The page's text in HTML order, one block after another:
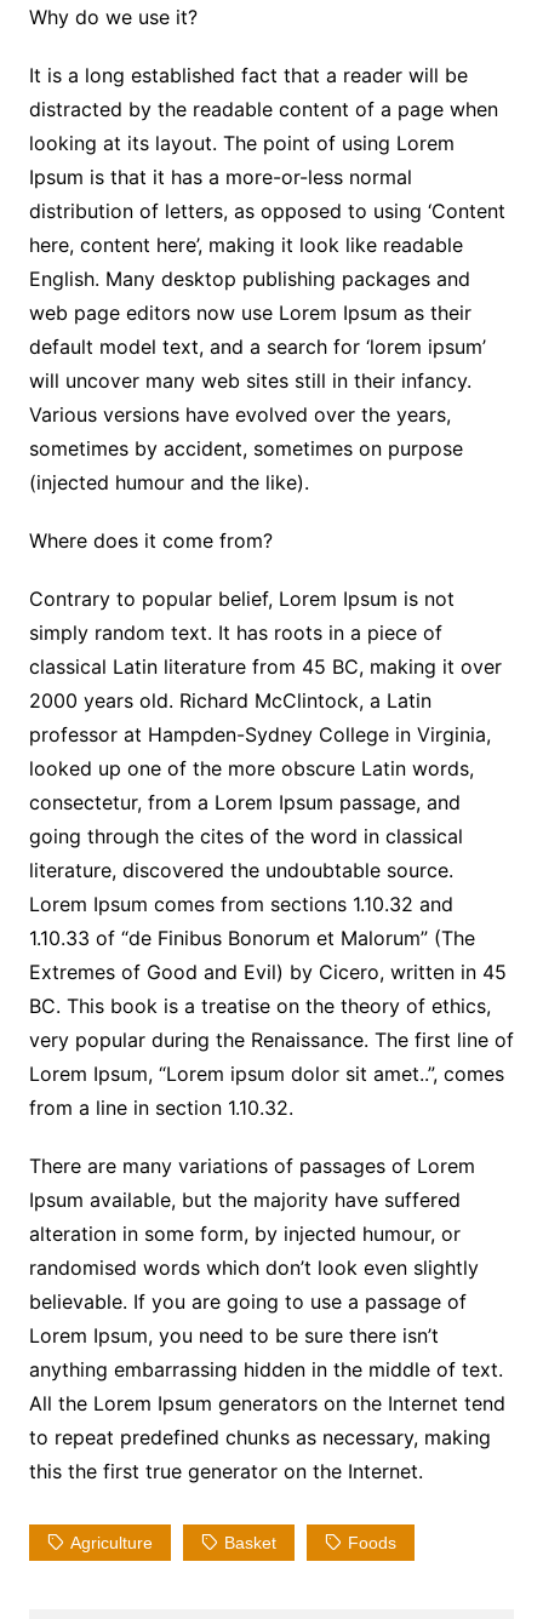
Why do we use it?
It is a long established fact that a reader will be
distracted by the readable content of a page when
looking at its layout. The point of using Lorem
Ipsum is that it has a more-or-less normal
distribution of letters, as opposed to using ‘Content
here, content here’, making it look like readable
English. Many desktop publishing packages and
web page editors now use Lorem Ipsum as their
default model text, and a search for ‘lorem ipsum’
will uncover many web sites still in their infancy.
Various versions have evolved over the years,
sometimes by accident, sometimes on purpose
(injected humour and the like).
Where does it come from?
Contrary to popular belief, Lorem Ipsum is not
simply random text. It has roots in a piece of
classical Latin literature from 45 BC, making it over
2000 years old. Richard McClintock, a Latin
professor at Hampden-Sydney College in Virginia,
looked up one of the more obscure Latin words,
consectetur, from a Lorem Ipsum passage, and
going through the cites of the word in classical
literature, discovered the undoubtable source.
Lorem Ipsum comes from sections 1.10.32 and
1.10.33 of “de Finibus Bonorum et Malorum” (The
Extremes of Good and Evil) by Cicero, written in 45
BC. This book is a treatise on the theory of ethics,
very popular during the Renaissance. The first line of
Lorem Ipsum, “Lorem ipsum dolor sit amet..”, comes
from a line in section 1.10.32.
There are many variations of passages of Lorem
Ipsum available, but the majority have suffered
alteration in some form, by injected humour, or
randomised words which don’t look even slightly
believable. If you are going to use a passage of
Lorem Ipsum, you need to be sure there isn’t
anything embarrassing hidden in the middle of text.
All the Lorem Ipsum generators on the Internet tend
to repeat predefined chunks as necessary, making
this the first true generator on the Internet.
Agriculture Basket Foods